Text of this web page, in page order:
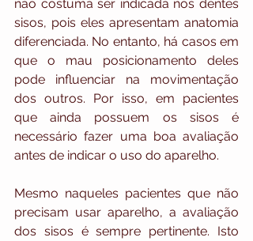
não costuma ser indicada nos dentes
sisos, pois eles apresentam anatomia
diferenciada. No entanto, há casos em
que o mau posicionamento deles
pode influenciar na movimentação
dos outros. Por isso, em pacientes
que ainda possuem os sisos é
necessário fazer uma boa avaliação
antes de indicar o uso do aparelho.
Mesmo naqueles pacientes que não
precisam usar aparelho, a avaliação
dos sisos é sempre pertinente. Isto